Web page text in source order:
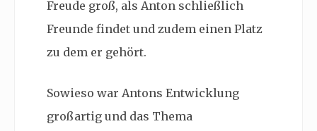
Freude groß, als Anton schließlich
Freunde findet und zudem einen Platz
zu dem er gehört.
Sowieso war Antons Entwicklung
großartig und das Thema